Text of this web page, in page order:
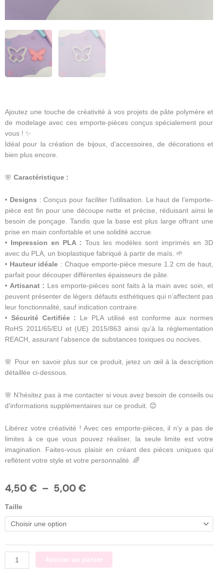
Ajoutez une touche de créativité à vos projets de pâte polymère et
de modelage avec ces emporte-pièces conçus spécialement pour
vous ! ✨
Idéal pour la création de bijoux, d’accessoires, de décorations et
bien plus encore.
🌸 Caractéristique :
• Designs : Conçus pour faciliter l’utilisation. Le haut de l’emporte-
pièce est fin pour une découpe nette et précise, réduisant ainsi le
besoin de ponçage. Tandis que la base est plus large offrant une
prise en main confortable et une solidité accrue.
•
Impression en PLA : Tous les modèles sont imprimés en 3D
avec du PLA, un bioplastique fabriqué à partir de maïs. 🌱
• Hauteur idéale : Chaque emporte-pièce mesure 1.2 cm de haut,
parfait pour découper différentes épaisseurs de pâte.
• Artisanat :
Les emporte-pièces sont faits à la main avec soin, et
peuvent présenter de légers défauts esthétiques qui n’affectent pas
leur fonctionnalité, sauf indication contraire.
• Sécurité Certifiée : Le PLA utilisé est conforme aux normes
RoHS 2011/65/EU et (UE) 2015/863 ainsi qu’à la réglementation
REACH, assurant l’absence de substances toxiques ou nocives.
🌸 Pour en savoir plus sur ce produit, jetez un œil à la description
détaillée ci-dessous.
🌸 N’hésitez pas à me contacter si vous avez besoin de conseils ou
d’informations supplémentaires sur ce produit. 😊
Libérez votre créativité ! Avec ces emporte-pièces, il n’y a pas de
limites à ce que vous pouvez réaliser, la seule limite est votre
imagination. Faites-vous plaisir en créant des pièces uniques qui
reflètent votre style et votre personnalité. 🌈
4,50€ – 5,00€
4,50 €
à
Taille
quantité
de
Emporte
papillon
Ajouter au panier